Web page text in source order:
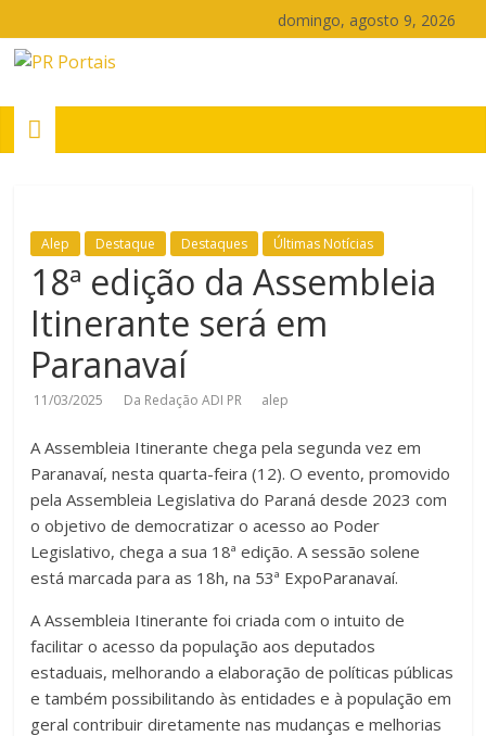
para
domingo, agosto 9, 2026
PR
Portais
de
notícias
Paraná
Alep Destaque Destaques Últimas Notícias
18ª edição da Assembleia
Itinerante será em
Paranavaí
11/03/2025 Da Redação ADI PR alep
A Assembleia Itinerante chega pela segunda vez em
Paranavaí, nesta quarta-feira (12). O evento, promovido
pela Assembleia Legislativa do Paraná desde 2023 com
o objetivo de democratizar o acesso ao Poder
Legislativo, chega a sua 18ª edição. A sessão solene
está marcada para as 18h, na 53ª ExpoParanavaí.
A Assembleia Itinerante foi criada com o intuito de
facilitar o acesso da população aos deputados
estaduais, melhorando a elaboração de políticas públicas
e também possibilitando às entidades e à população em
geral contribuir diretamente nas mudanças e melhorias